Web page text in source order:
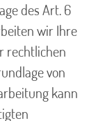
des Art. 6
wir Ihre
rechtlichen
von
kann